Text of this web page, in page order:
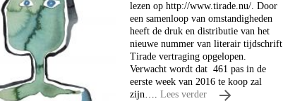
€20,00
LEES MEER
lezen op http://www.tirade.nu/. Door
een samenloop van omstandigheden
heeft de druk en distributie van het
nieuwe nummer van literair tijdschrift
Tirade vertraging opgelopen.
Verwacht wordt dat 461 pas in de
eerste week van 2016 te koop zal
zijn…. Lees verder